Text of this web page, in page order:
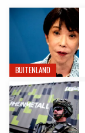
BUITENLAND